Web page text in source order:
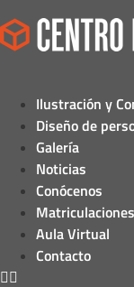
Ilustración y
Diseño de
Galería
Noticias
Conócenos
Matriculaciones
Aula Virtual
Contacto